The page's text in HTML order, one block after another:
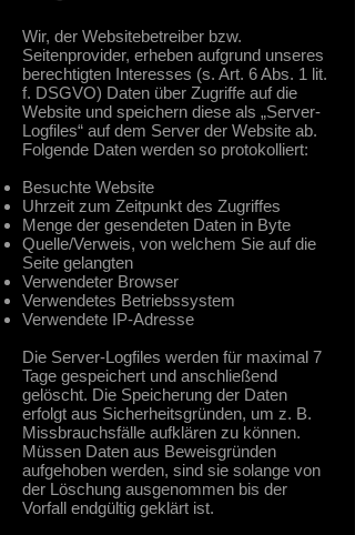
Wir, der Websitebetreiber bzw.
Seitenprovider, erheben aufgrund unseres
berechtigten Interesses (s. Art. 6 Abs. 1 lit.
f. DSGVO) Daten über Zugriffe auf die
Website und speichern diese als „Server-
Logfiles“ auf dem Server der Website ab.
Folgende Daten werden so protokolliert:
Besuchte Website
Uhrzeit zum Zeitpunkt des Zugriffes
Menge der gesendeten Daten in Byte
Quelle/Verweis, von welchem Sie auf die
Seite gelangten
Verwendeter Browser
Verwendetes Betriebssystem
Verwendete IP-Adresse
Die Server-Logfiles werden für maximal 7
Tage gespeichert und anschließend
gelöscht. Die Speicherung der Daten
erfolgt aus Sicherheitsgründen, um z. B.
Missbrauchsfälle aufklären zu können.
Müssen Daten aus Beweisgründen
aufgehoben werden, sind sie solange von
der Löschung ausgenommen bis der
Vorfall endgültig geklärt ist.